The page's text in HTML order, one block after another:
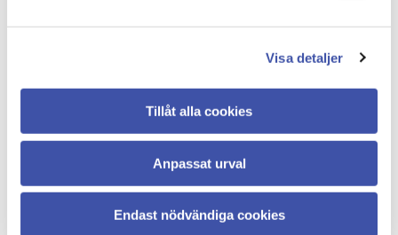
Visa detaljer
Tillåt alla cookies
Anpassat urval
Endast nödvändiga cookies
samhälle som inte värdesätter kultur.” Min tes är att
välfärden. Den finns redan med i regeringsformen,
men så länge ingen bryr sig om det, så lär vi få dras
med löjligt låga kulturbudgetar. Så, bot och bättring
på den punkten, helt enkelt.
Läs mer om boksamtalet i Bokmässans program.